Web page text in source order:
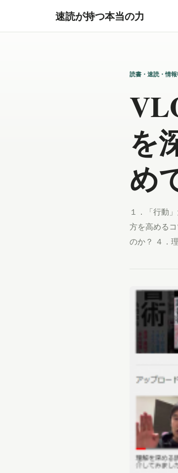
速読が持つ本当の力
読書・速読・情
を
め
１．「行動
方を高める
のか？ ４．